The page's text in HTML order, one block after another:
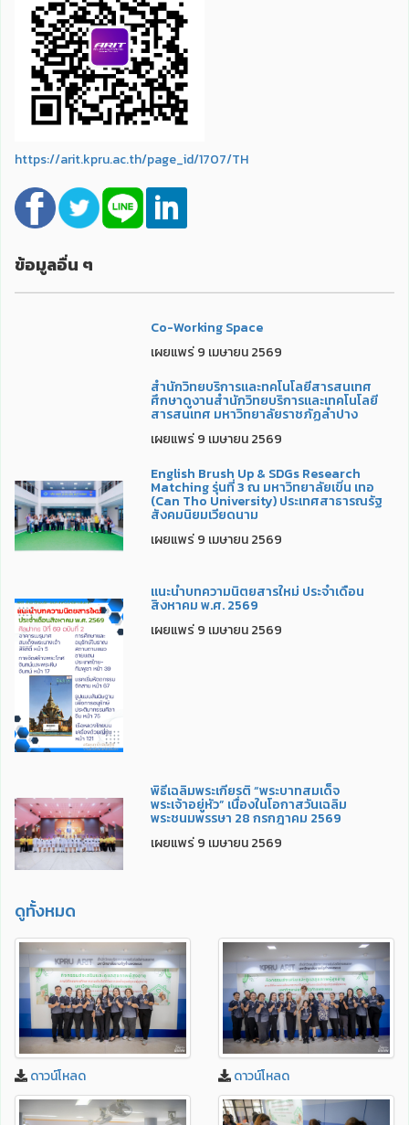
https://arit.kpru.ac.th/page_id/1707/TH
ข้อมูลอื่น ๆ
Co-Working Space
เผยแพร่ 9 เมษายน 2569
สำนักวิทยบริการและทคโนโลยีสารสนเทศ
ศึกษาดูงานสำนักวิทยบริการและเทคโนโลยี
สารสนเทศ มหาวิทยาลัยราชภัฏลำปาง
เผยแพร่ 9 เมษายน 2569
English Brush Up & SDGs Research
Matching รุ่นที่ 3 ณ มหาวิทยาลัยเขิ่น เทอ
(Can Tho University) ประเทศสาธารณรัฐ
สังคมนิยมเวียดนาม
เผยแพร่ 9 เมษายน 2569
แนะนำบทความนิตยสารใหม่ ประจำเดือน
สิงหาคม พ.ศ. 2569
เผยแพร่ 9 เมษายน 2569
พิธีเฉลิมพระเกียรติ “พระบาทสมเด็จ
พระเจ้าอยู่หัว” เนื่องในโอกาสวันเฉลิม
พระชนมพรรษา 28 กรกฎาคม 2569
เผยแพร่ 9 เมษายน 2569
ดูทั้งหมด
ดาวน์โหลด ดาวน์โหลด